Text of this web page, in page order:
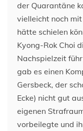
der Quarantäne
vielleicht noch
hätte schielen
Kyong-Rok Choi
Nachspielzeit
gab es einen
Gersbeck, der
Ecke) nicht gut
eigenen
vorbeilegte und